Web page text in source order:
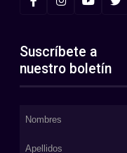
Suscríbete a
nuestro boletín